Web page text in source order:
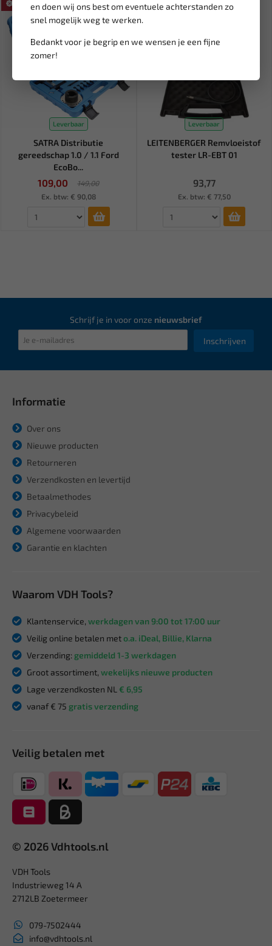
en doen wij ons best om eventuele achterstanden zo
snel mogelijk weg te werken.
Bedankt voor je begrip en we wensen je een fijne
zomer!
Leverbaar
SATRA Distributie
gereedschap 1.0 / 1.1 Ford
EcoBo...
109,00
149,00
Ex. btw: € 90,08
Leverbaar
LEITENBERGER Remvloeistof
tester LR-EBT 01
93,77
Ex. btw: € 77,50
Schrijf je in voor onze nieuwsbrief
Inschrijven
Informatie
Over ons
Nieuwe producten
Retourneren
Verzendkosten en levertijd
Betaalmethodes
Privacybeleid
Algemene voorwaarden
Garantie en klachten
Waarom VDH Tools?
Klantenservice, werkdagen van 9:00 tot 17:00 uur
Veilig online betalen meto.a. iDeal, Billie, Klarna
Verzending: gemiddeld 1-3 werkdagen
Groot assortiment, wekelijks nieuwe producten
Lage verzendkosten NL € 6,95
vanaf € 75 gratis verzending
Veilig betalen met
© 2026 Vdhtools.nl
VDH Tools
Industrieweg 14 A
2712LB Zoetermeer
079-7502444
info@vdhtools.nl